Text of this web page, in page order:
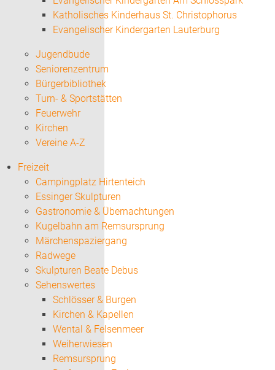
Katholisches Kinderhaus St. Christophorus
Evangelischer Kindergarten Lauterburg
Jugendbude
Seniorenzentrum
Bürgerbibliothek
Turn- & Sportstätten
Feuerwehr
Kirchen
Vereine A-Z
Freizeit
Campingplatz Hirtenteich
Essinger Skulpturen
Gastronomie & Übernachtungen
Kugelbahn am Remsursprung
Märchenspaziergang
Radwege
Skulpturen Beate Debus
Sehenswertes
Schlösser & Burgen
Kirchen & Kapellen
Wental & Felsenmeer
Weiherwiesen
Remsursprung